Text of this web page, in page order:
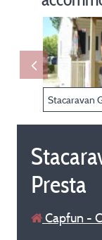
Stacaravan
Presta
Capfun -